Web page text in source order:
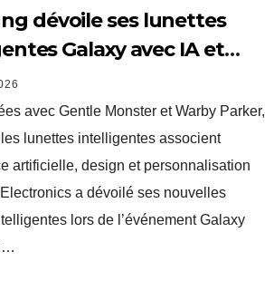
dévoile ses lunettes
Galaxy avec IA et
avec Gentle Monster et Warby Parker,
lunettes intelligentes associent
artificielle, design et personnalisation
a dévoilé ses nouvelles
lors de l’événement Galaxy